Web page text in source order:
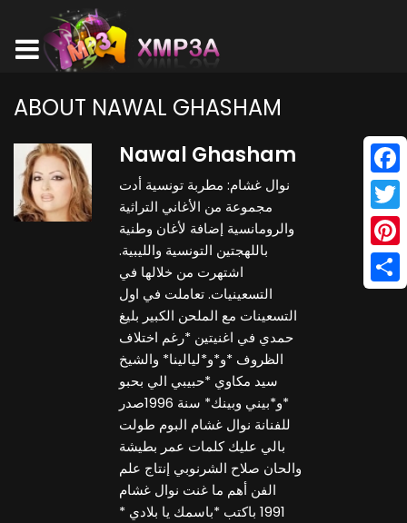
ABOUT NAWAL GHASHAM
Nawal Ghasham
نوال غشام: مطربة تونسية أدت
مجموعة من الأغاني التراثية
والرومانسية إضافة لأغان وطنية
باللهجتين التونسية والليبية.
اشتهرت من خلالها في
التسعينيات. تعاملت في اول
التسعينات مع الملحن الكبير بليغ
حمدي في اغنيتين *رغم اختلاف
الظروف *و*و*ليالينا* والشيخ
سيد مكاوي *حبيبي الي بحبو
*و*بيني وبينك* سنة 1996صدر
للفنانة نوال غشام البوم طولت
بالي عليك كلمات عمر بطيشة
والحان صلاح الشرنوبي إنتاج علم
الفن أهم ما غنت نوال غشام
1991 باكتب *باسمك يا بلادي *